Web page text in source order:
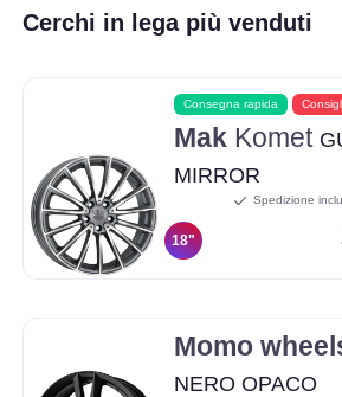
Cerchi in lega più venduti
Consegna rapida
Mak Komet
MIRROR
18"
Spedizione
Momo
NERO OPACO